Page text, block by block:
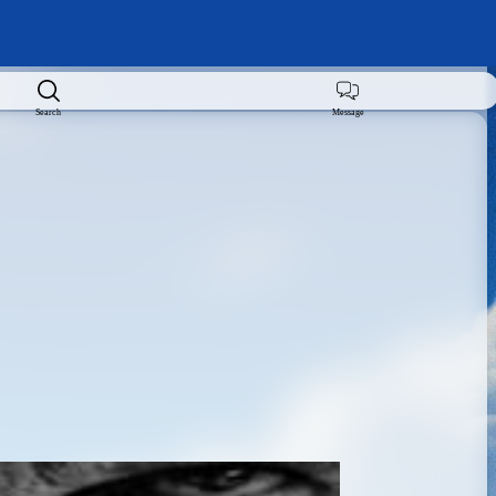
Search Message